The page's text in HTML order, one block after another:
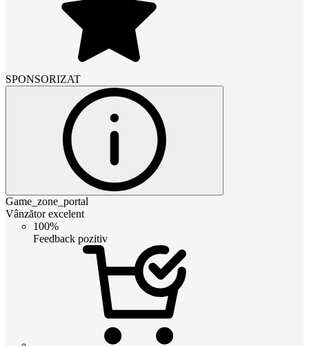
SPONSORIZAT
Game_zone_portal
Vânzător excelent
100%
Feedback pozitiv